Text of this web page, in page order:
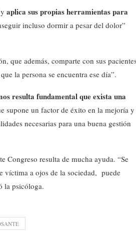
aplica sus propias herramientas para
incluso dormir a pesar del dolor”
que además, comparte con sus
la persona se encuentra ese día”.
resulta fundamental que exista una
supone un factor de éxito en la mejoría y
necesarias para una buena gestión
Congreso resulta de mucha ayuda. “Se
víctima a ojos de la sociedad, puede
la psicóloga.